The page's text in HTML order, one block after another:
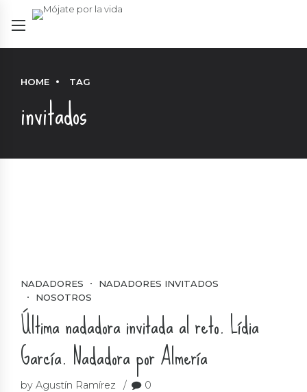
HOME TAG
invitados
NADADORES
NADADORES INVITADOS
NOSOTROS
Última nadadora invitada al reto. Lídia
García. Nadadora por Almería
by Agustín Ramírez 0